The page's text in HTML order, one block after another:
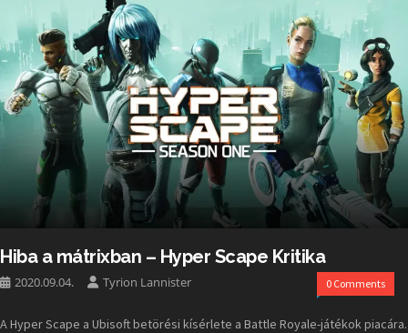
Hiba a mátrixban – Hyper Scape Kritika
2020.09.04. Tyrion Lannister 0 Comments
A Hyper Scape a Ubisoft betörési kísérlete a Battle Royale-játékok piacára.